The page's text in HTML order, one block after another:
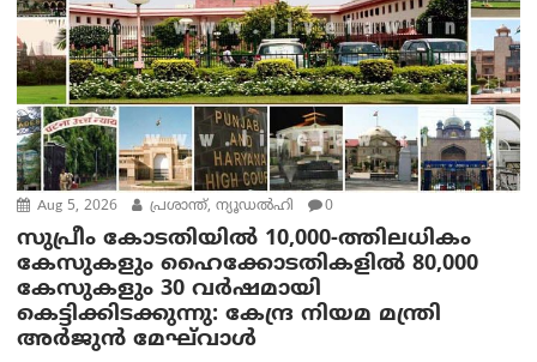
Aug 5, 2026 പ്രശാന്ത്, ന്യൂഡല്‍ഹി 0
സുപ്രീം കോടതിയിൽ 10,000-ത്തിലധികം
കേസുകളും ഹൈക്കോടതികളിൽ 80,000
കേസുകളും 30 വർഷമായി
കെട്ടിക്കിടക്കുന്നു: കേന്ദ്ര നിയമ മന്ത്രി
അര്‍ജുന്‍ മേഘ്‌വാള്‍